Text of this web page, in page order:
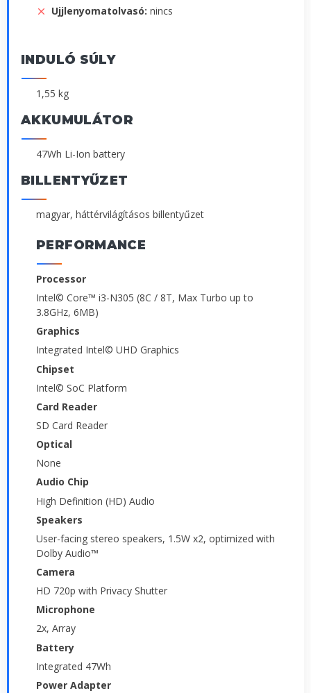
Ujjlenyomatolvasó: nincs
INDULÓ SÚLY
1,55 kg
AKKUMULÁTOR
47Wh Li-Ion battery
BILLENTYŰZET
magyar, háttérvilágításos billentyűzet
PERFORMANCE
Processor
Intel© Core™ i3-N305 (8C / 8T, Max Turbo up to
3.8GHz, 6MB)
Graphics
Integrated Intel© UHD Graphics
Chipset
Intel© SoC Platform
Card Reader
SD Card Reader
Optical
None
Audio Chip
High Definition (HD) Audio
Speakers
User-facing stereo speakers, 1.5W x2, optimized with
Dolby Audio™
Camera
HD 720p with Privacy Shutter
Microphone
2x, Array
Battery
Integrated 47Wh
Power Adapter